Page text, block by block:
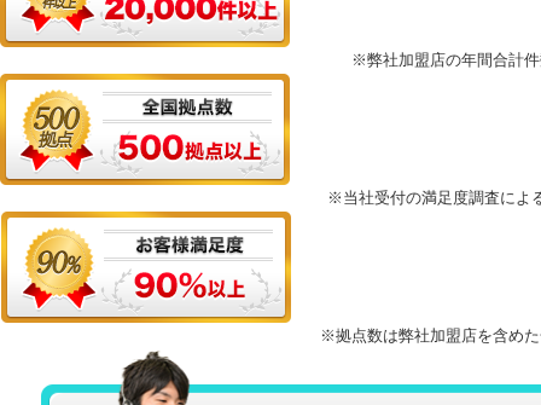
※弊社加盟店の年間合計
※当社受付の満足度調査によ
※拠点数は弊社加盟店を含め